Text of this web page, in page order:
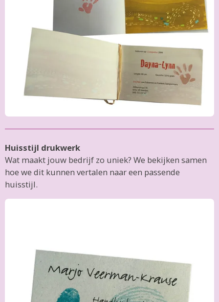
Huisstijl drukwerk
Wat maakt jouw bedrijf zo uniek? We bekijken samen
hoe we dit kunnen vertalen naar een passende
huisstijl.